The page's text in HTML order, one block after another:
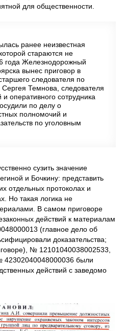
для общественности.
ранее неизвестная
стараются не
года Железнодорожный
вынес приговор в
следователя по
Темнова, следователя
оперативного сотрудника
по делу о
полномочий и
по уголовным
сузить значение
и Бочкину: представить
отдельных протоколах и
Но такая логика не
В самом приговоре
действий к материалам
(главное дело об
доказательства;
№ 12101040038002533,
были
действий с заведомо